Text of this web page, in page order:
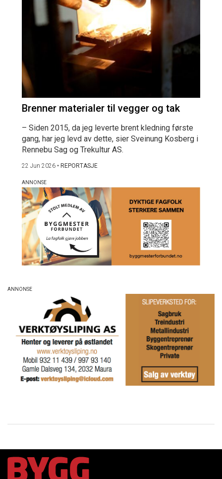
Brenner materialer til vegger og tak
– Siden 2015, da jeg leverte brent kledning første
gang, har jeg levd av dette, sier Sveinung Kosberg i
Rennebu Sag og Trekultur AS.
22 Jun 2026 • REPORTASJE